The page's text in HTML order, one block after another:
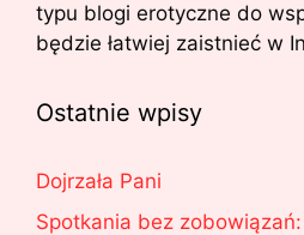
typu blogi erotyczne do
będzie łatwiej zaistnieć w
Ostatnie wpisy
Dojrzała Pani
Spotkania bez